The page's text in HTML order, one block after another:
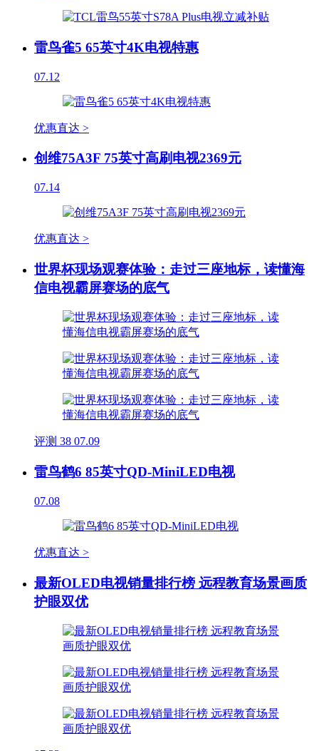
雷鸟雀5 65英寸4K电视特惠
07.12
优惠直达 >
创维75A3F 75英寸高刷电视2369元
07.14
优惠直达 >
世界杯现场观赛体验：走过三座地标，读懂海
信电视霸屏赛场的底气
评测 38 07.09
雷鸟鹤6 85英寸QD-MiniLED电视
07.08
优惠直达 >
最新OLED电视销量排行榜 远程教育场景画质
护眼双优